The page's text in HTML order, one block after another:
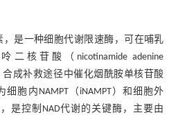
，是一种细胞代谢限速酶，可在哺乳
核苷酸（nicotinamide adenine
合成补救途径中催化烟酰胺单核苷酸
细胞内NAMPT（iNAMPT）和细胞外
，是控制NAD代谢的关键酶，主要由